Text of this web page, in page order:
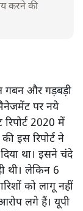
करने की
गबन और गड़बड़ी
पर नये
2020 में
इस रिपोर्ट ने
था। इसने चंदे
थी। लेकिन 6
को लागू नहीं
लगे हैं। यूपी